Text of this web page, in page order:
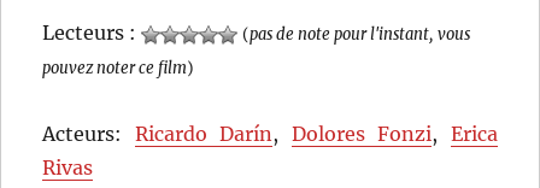
Lecteurs : (pas de note pour l'instant, vous
pouvez noter ce film)
Acteurs: Ricardo Darín, Dolores Fonzi, Erica
Rivas